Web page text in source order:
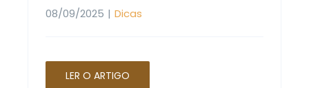
08/09/2025 | Dicas
LER O ARTIGO